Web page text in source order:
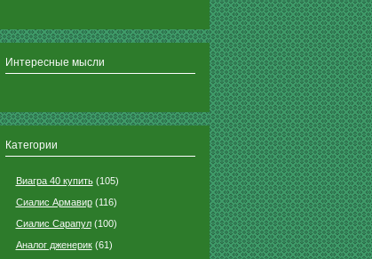
Интересные мысли
Категории
Виагра 40 купить(105)
Сиалис Армавир(116)
Сиалис Сарапул(100)
Аналог дженерик(61)